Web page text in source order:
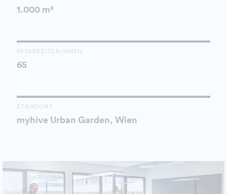
1.000 m²
MITARBEITER:INNEN
65
STANDORT
myhive Urban Garden, Wien